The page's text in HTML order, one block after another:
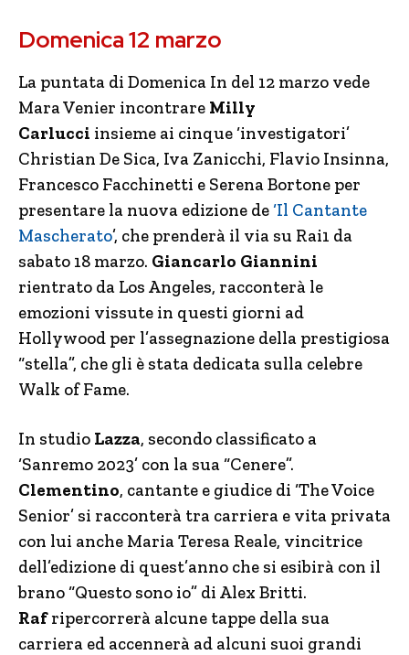
Domenica 12 marzo
La puntata di Domenica In del 12 marzo vede
Mara Venier incontrare Milly
Carlucci insieme ai cinque ‘investigatori’
Christian De Sica, Iva Zanicchi, Flavio Insinna,
Francesco Facchinetti e Serena Bortone per
presentare la nuova edizione de‘Il Cantante
Mascherato’, che prenderà il via su Rai1 da
sabato 18 marzo. Giancarlo Giannini
rientrato da Los Angeles, racconterà le
emozioni vissute in questi giorni ad
Hollywood per l’assegnazione della prestigiosa
“stella”, che gli è stata dedicata sulla celebre
Walk of Fame.
In studio Lazza, secondo classificato a
‘Sanremo 2023’ con la sua “Cenere”.
Clementino, cantante e giudice di ‘The Voice
Senior’ si racconterà tra carriera e vita privata
con lui anche Maria Teresa Reale, vincitrice
dell’edizione di quest’anno che si esibirà con il
brano “Questo sono io” di Alex Britti.
Rafripercorrerà alcune tappe della sua
carriera ed accennerà ad alcuni suoi grandi